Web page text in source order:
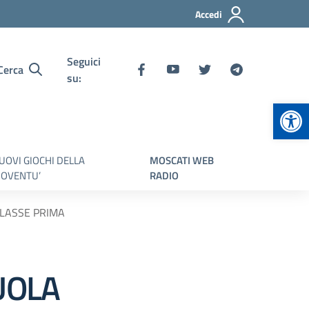
Accedi
Seguici
su:
GIOCHI DELLA
MOSCATI WEB
RADIO
PRIMA